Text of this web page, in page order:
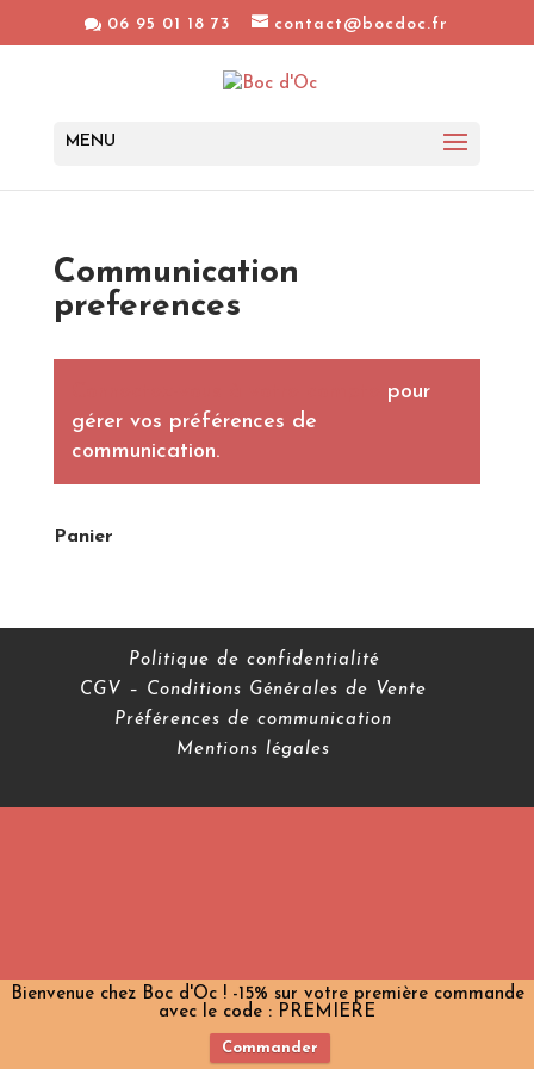
06 95 01 18 73 contact@bocdoc.fr
Communication
preferences
pour
gérer vos préférences de
communication.
Panier
Politique de confidentialité
CGV – Conditions Générales de Vente
Préférences de communication
Mentions légales
Bienvenue chez Boc d'Oc ! -15% sur votre première commande
avec le code : PREMIERE
Commander